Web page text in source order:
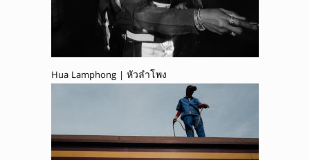
Hua Lamphong | หัวลำโพง